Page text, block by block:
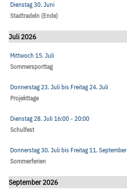
Dienstag 30. Juni
Stadtradeln (Ende)
Juli 2026
Mittwoch 15. Juli
Sommersporttag
Donnerstag 23. Juli bis Freitag 24. Juli
Projekttage
Dienstag 28. Juli 16:00- 20:00
Schulfest
Donnerstag 30. Juli bis Freitag 11. September
Sommerferien
September 2026